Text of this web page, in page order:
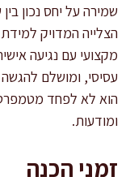
שמירה על יחס נכון
הצלייה המדויק
מקצועי עם נגיעה
עסיסי, ומושלם
הוא לא לפחד
ומודעות.
זמני הכנה